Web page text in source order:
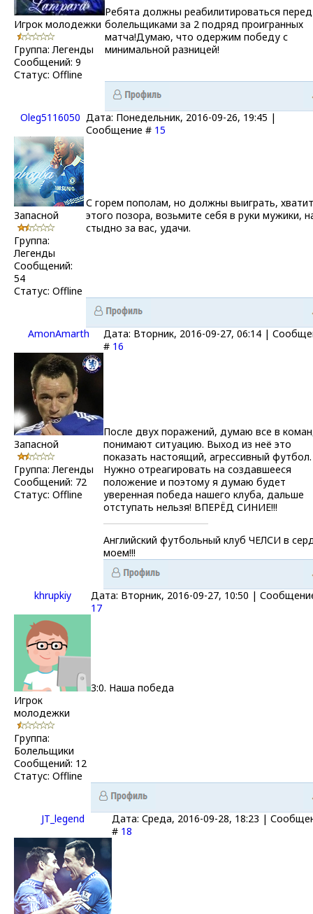
Игрок молодежки
Группа: Легенды
Сообщений: 9
Статус: Offline
Ребята должны реабилитироваться перед
болельщиками за 2 подряд проигранных
матча!Думаю, что одержим победу с
минимальной разницей!
Oleg5116050 Дата: Понедельник, 2016-09-26, 19:45 |
Сообщение # 15
Запасной
Группа:
Легенды
Сообщений:
54
Статус: Offline
С горем пополам, но должны выиграть, хватит
этого позора, возьмите себя в руки мужики,
стыдно за вас, удачи.
AmonAmarth
Дата: Вторник, 2016-09-27, 06:14 |
# 16
Запасной
Группа: Легенды
Сообщений: 72
Статус: Offline
После двух поражений, думаю все в
понимают ситуацию. Выход из неё это
показать настоящий, агрессивный футбол.
Нужно отреагировать на создавшееся
положение и поэтому я думаю будет
уверенная победа нашего клуба, дальше
отступать нельзя! ВПЕРЁД СИНИЕ!!!
Английский футбольный клуб ЧЕЛСИ в
моем!!!
khrupkiy
Дата: Вторник, 2016-09-27, 10:50 |
17
Игрок
молодежки
Группа:
Болельщики
Сообщений: 12
Статус: Offline
3:0. Наша победа
JT_legend
Дата: Среда, 2016-09-28, 18:23 |
# 18